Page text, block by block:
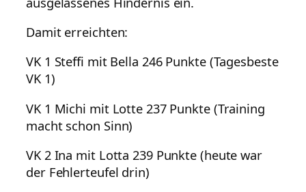
Damit erreichten:
VK 1 Steffi mit Bella 246 Punkte (Tagesbeste
VK 1)
VK 1 Michi mit Lotte 237 Punkte (Training
macht schon Sinn)
VK 2 Ina mit Lotta 239 Punkte (heute war
der Fehlerteufel drin)